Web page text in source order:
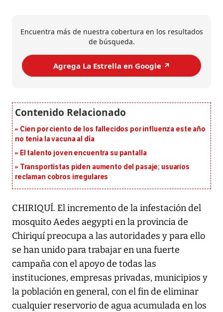
Encuentra más de nuestra cobertura en los resultados
de búsqueda.
Agrega La Estrella en Google ↗️
Cien por ciento de los fallecidos por influenza este año
no tenía la vacuna al día
El talento joven encuentra su pantalla​
Transportistas piden aumento del pasaje; usuarios
reclaman cobros irregulares
CHIRIQUÍ. El incremento de la infestación del
mosquito Aedes aegypti en la provincia de
Chiriquí preocupa a las autoridades y para ello
se han unido para trabajar en una fuerte
campaña con el apoyo de todas las
instituciones, empresas privadas, municipios y
la población en general, con el fin de eliminar
cualquier reservorio de agua acumulada en los